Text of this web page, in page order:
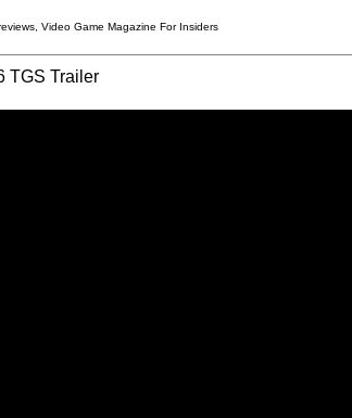
Video Game Magazine For Insiders
TGS Trailer